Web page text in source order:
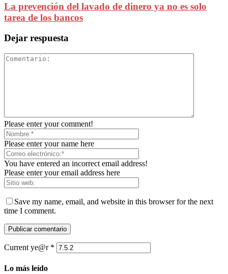
La prevención del lavado de dinero ya no es solo
tarea de los bancos
Dejar respuesta
Please enter your comment!
Please enter your name here
You have entered an incorrect email address!
Please enter your email address here
Save my name, email, and website in this browser for the next
time I comment.
Current ye@r *
Lo más leído